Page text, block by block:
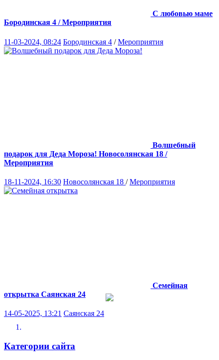
С любовью маме
Бородинская 4 / Мероприятия
11-03-2024, 08:24 Бородинская 4 /Мероприятия
Волшебный
подарок для Деда Мороза! Новосолянская 18 /
Мероприятия
18-11-2024, 16:30 Новосолянская 18 /Мероприятия
Семейная
открытка Саянская 24
14-05-2025, 13:21 Саянская 24
Категории сайта